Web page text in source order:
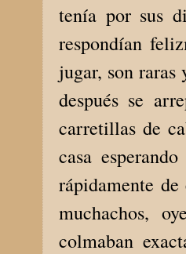
tenía por sus
respondían
jugar, son raras
después se
carretillas de
casa
rápidamente
muchachos,
colmaban